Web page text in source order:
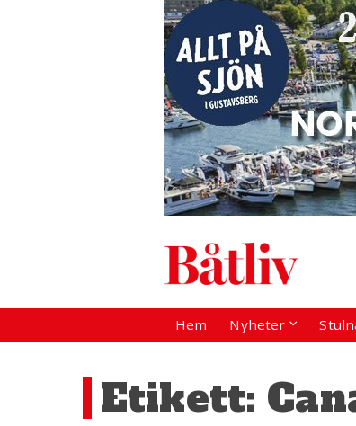
Hem Nyheter
Etikett: